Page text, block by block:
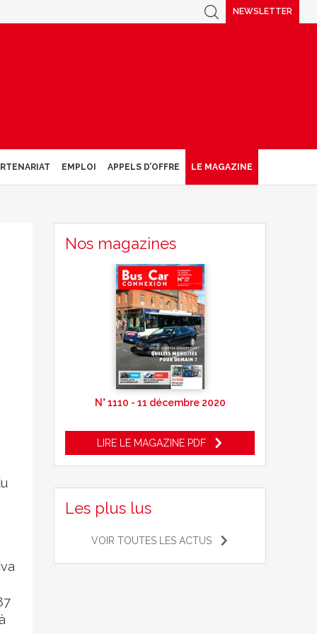
NEWSLETTER
EMPLOI APPELS D’OFFRE LE MAGAZINE
Nos magazines
N° 1110 - 11 décembre 2020
LIRE LE MAGAZINE PDF
Les plus lus
VOIR TOUTES LES ACTUS